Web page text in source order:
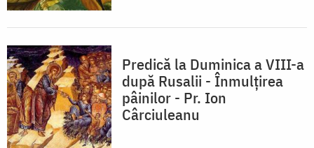
Predică la Duminica a VIII-a
după Rusalii - Înmulţirea
pâinilor - Pr. Ion
Cârciuleanu